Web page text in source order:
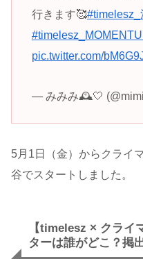
行きます🥰#timelesz_
pic.twitter.com/
— みみみ🕰🤍
5月1日（金）からクライ
谷でスタートしました。
【timelesz × クライ
ターは誰がどこ？掲